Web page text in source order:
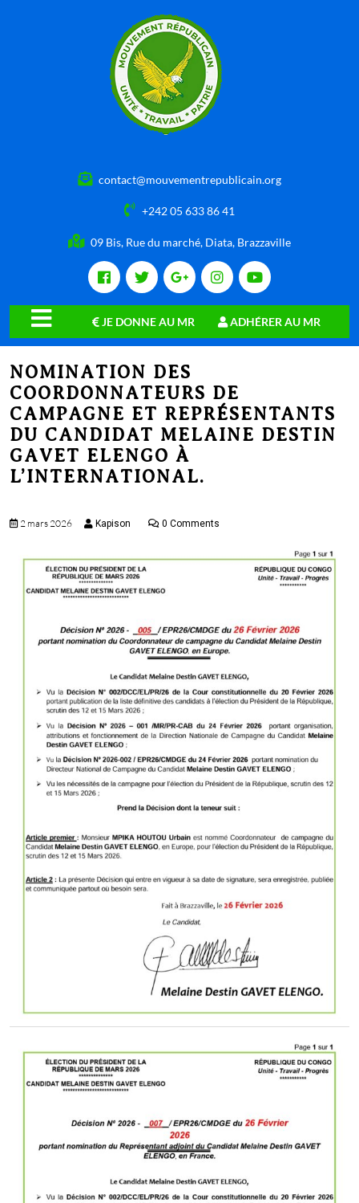
contact@mouvementrepublicain.org
+242 05 633 86 41
09 Bis, Rue du marché, Diata, Brazzaville
close
menu
JE DONNE AU MR ADHÉRER AU MR
NOMINATION DES
COORDONNATEURS DE
CAMPAGNE ET REPRÉSENTANTS
DU CANDIDAT MELAINE DESTIN
GAVET ELENGO À
L’INTERNATIONAL.
2 mars 2026 Kapison 0 Comments